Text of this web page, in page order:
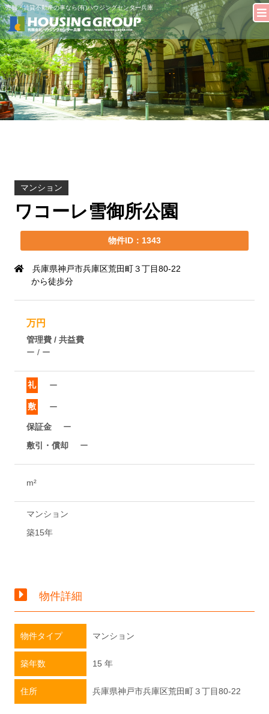
売買・賃貸不動産の事なら(有)ハウジングセンター兵庫
マンション
ワコーレ雪御所公園
物件ID：1343
兵庫県神戸市兵庫区荒田町３丁目80-22
から徒歩分
万円
管理費 / 共益費
ー / ー
礼 ー
敷 ー
保証金
ー
敷引・償却
ー
m²
マンション
築15年
物件詳細
物件タイプ マンション
築年数 15 年
住所 兵庫県神戸市兵庫区荒田町３丁目80-22